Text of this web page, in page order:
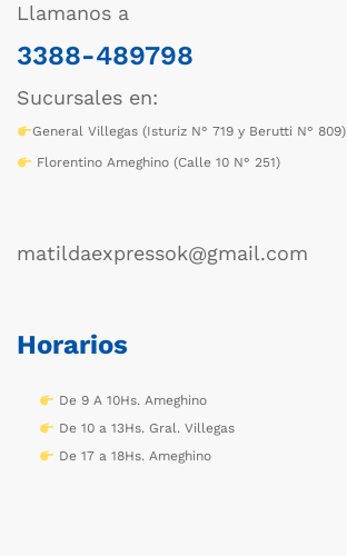
Llamanos a
3388-489798
Sucursales en:
General Villegas (Isturiz N° 719 y Berutti N° 809)
Florentino Ameghino (Calle 10 N° 251)
matildaexpressok@gmail.com
Horarios
De 9 A 10Hs. Ameghino
De 10 a 13Hs. Gral. Villegas
De 17 a 18Hs. Ameghino